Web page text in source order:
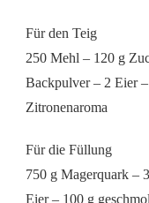
Für den Teig
250 Mehl – 120 g
Backpulver – 2 Eier
Zitronenaroma
Für die Füllung
750 g Magerquark –
Eier – 100 g